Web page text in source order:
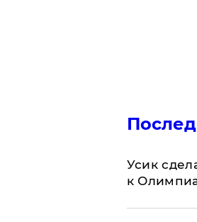
Усик
к